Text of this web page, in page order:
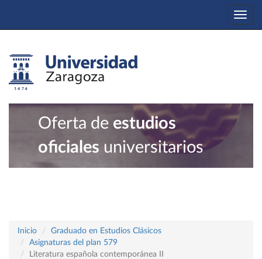
Oferta de estudios
oficiales universitarios
Inicio
Graduado en Estudios Clásicos
Asignaturas del plan 579
Literatura española contemporánea II